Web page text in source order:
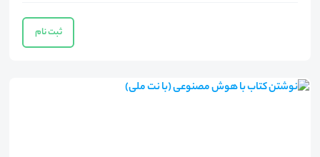
ثبت نام